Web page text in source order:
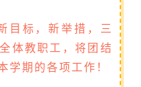
标，新举措，三
体教职工，将团结
学期的各项工作！